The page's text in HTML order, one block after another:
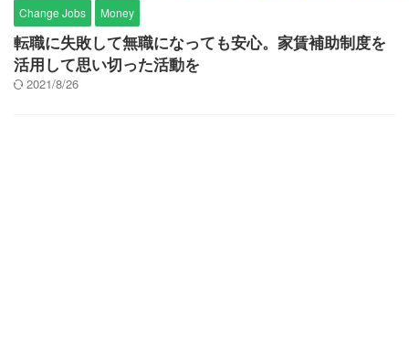
Change Jobs Money
転職に失敗して無職になっても安心。家賃補助制度を
活用して思い切った活動を
2021/8/26